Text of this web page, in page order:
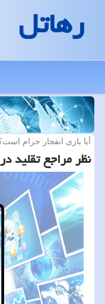
رهاتل
آیا بازی انفجار حرام
نظر مراجع تقلید